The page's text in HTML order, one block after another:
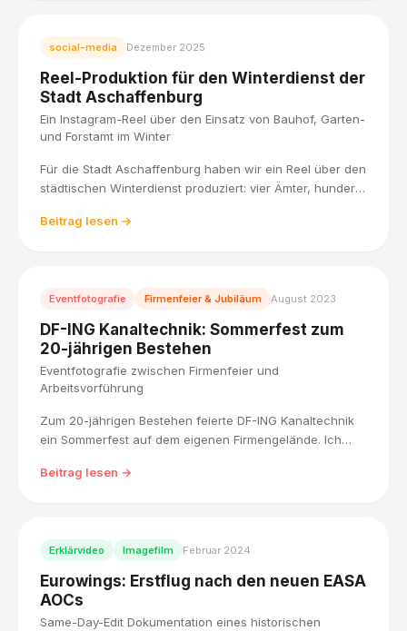
social-media Dezember 2025
Reel-Produktion für den Winterdienst der
Stadt Aschaffenburg
Ein Instagram-Reel über den Einsatz von Bauhof, Garten-
und Forstamt im Winter
Für die Stadt Aschaffenburg haben wir ein Reel über den
städtischen Winterdienst produziert: vier Ämter, hunderte
eine klare Priorität, wer zuerst geräumt wird.
Beitrag lesen →
Eventfotografie Firmenfeier & Jubiläum August 2023
DF-ING Kanaltechnik: Sommerfest zum
20-jährigen Bestehen
Eventfotografie zwischen Firmenfeier und
Arbeitsvorführung
Zum 20-jährigen Bestehen feierte DF-ING Kanaltechnik
ein Sommerfest auf dem eigenen Firmengelände. Ich
dokumentarischen Schwarz-Weiß-Vorführung der
Beitrag lesen →
Erklärvideo Imagefilm Februar 2024
Eurowings: Erstflug nach den neuen EASA
AOCs
Same-Day-Edit Dokumentation eines historischen